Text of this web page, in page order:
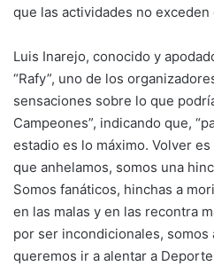
que las actividades no
Luis Inarejo, conocido y
“Rafy”, uno de los
sensaciones sobre lo que
Campeones”, indicando que,
estadio es lo máximo. Volver
que anhelamos, somos una
Somos fanáticos, hinchas a
en las malas y en las recontra
por ser incondicionales, somos
queremos ir a alentar a